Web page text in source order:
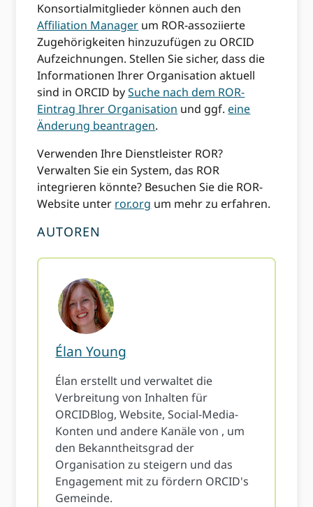
Konsortialmitglieder können auch den
Affiliation Manager um ROR-assoziierte
Zugehörigkeiten hinzuzufügen zu ORCID
Aufzeichnungen. Stellen Sie sicher, dass die
Informationen Ihrer Organisation aktuell
sind in ORCID bySuche nach dem ROR-
Eintrag Ihrer Organisation und ggf.eine
Änderung beantragen.
Verwenden Ihre Dienstleister ROR?
Verwalten Sie ein System, das ROR
integrieren könnte? Besuchen Sie die ROR-
Website unter ror.org um mehr zu erfahren.
AUTOREN
Élan Young
Élan erstellt und verwaltet die
Verbreitung von Inhalten für
ORCIDBlog, Website, Social-Media-
Konten und andere Kanäle von , um
den Bekanntheitsgrad der
Organisation zu steigern und das
Engagement mit zu fördern ORCID's
Gemeinde.